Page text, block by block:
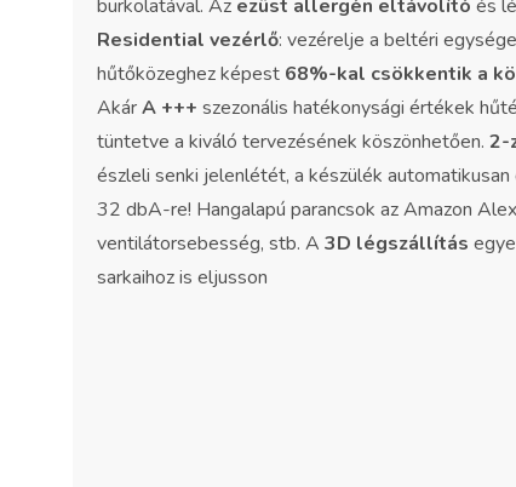
burkolatával. Az ezüst allergén eltávolító és
Residential vezérlő: vezérelje a beltéri
hűtőközeghez képest 68%-kal csökkentik a
AkárA +++ szezonális hatékonysági értékek
tüntetve a kiváló tervezésének köszönhetően. 2-
észleli senki jelenlétét, a készülék
32 dbA-re! Hangalapú parancsok az Amazon
ventilátorsebesség, stb. A 3D légszállítás
sarkaihoz is eljusson